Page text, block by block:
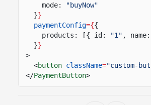
mode:
"buyNow"
}}
paymentConfig={{
products: [{ id:
"1" , name:
}}
>
<button className="custom-
</PaymentButton>